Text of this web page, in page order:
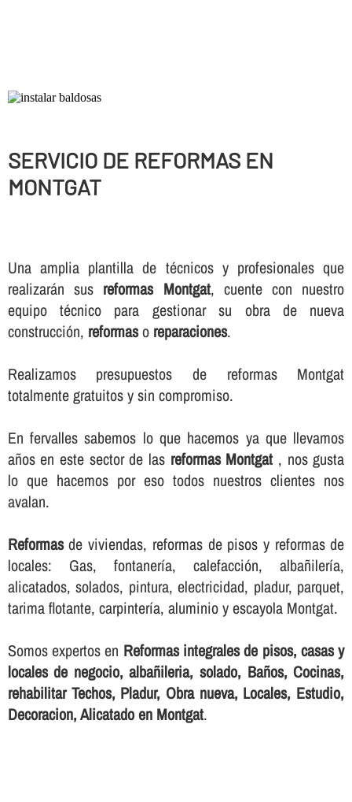
SERVICIO DE REFORMAS EN
MONTGAT
Una amplia plantilla de técnicos y profesionales que
realizarán sus reformas Montgat, cuente con nuestro
equipo técnico para gestionar su obra de nueva
construcción, reformaso reparaciones.
Realizamos presupuestos de reformas Montgat
totalmente gratuitos y sin compromiso.
En fervalles sabemos lo que hacemos ya que llevamos
años en este sector de las reformas Montgat , nos gusta
lo que hacemos por eso todos nuestros clientes nos
avalan.
Reformasde viviendas, reformas de pisos y reformas de
locales: Gas, fontanerí­a, calefacción, albañilerí­a,
alicatados, solados, pintura, electricidad, pladur, parquet,
tarima flotante, carpinterí­a, aluminio y escayola Montgat.
Somos expertos en Reformas integrales de pisos, casas y
locales de negocio, albañileria, solado, Baños, Cocinas,
rehabilitar Techos, Pladur, Obra nueva, Locales, Estudio,
Decoracion, Alicatado en Montgat.